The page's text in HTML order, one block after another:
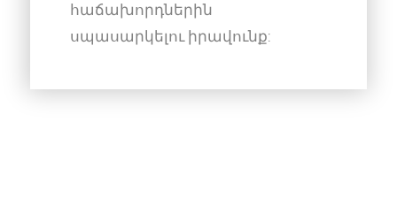
հաճախորդներին
սպասարկելու իրավունք: